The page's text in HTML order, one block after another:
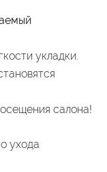
укладки.
салона!
ухода